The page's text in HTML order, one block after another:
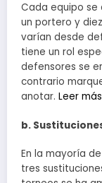
Cada equipo se
un portero y
varían desde
tiene un rol
defensores se
contrario
anotar. Leer más
b.
En la mayoría
tres